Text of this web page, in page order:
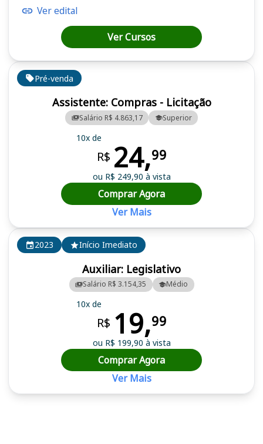
2023 Início Imediato
Auxiliar: Legislativo
Salário R$ 3.154,35 Médio
10x de
R$ 19,99
ou R$ 199,90 à vista
Comprar Agora
Ver Mais
Pré-venda
Assistente: Compras - Licitação
Salário R$ 4.863,17 Superior
10x de
R$ 24,99
ou R$ 249,90 à vista
Comprar Agora
Ver Mais
Ver edital
Ver Cursos